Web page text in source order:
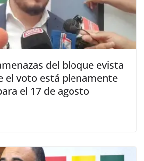
del bloque evista
el voto está plenamente
el 17 de agosto